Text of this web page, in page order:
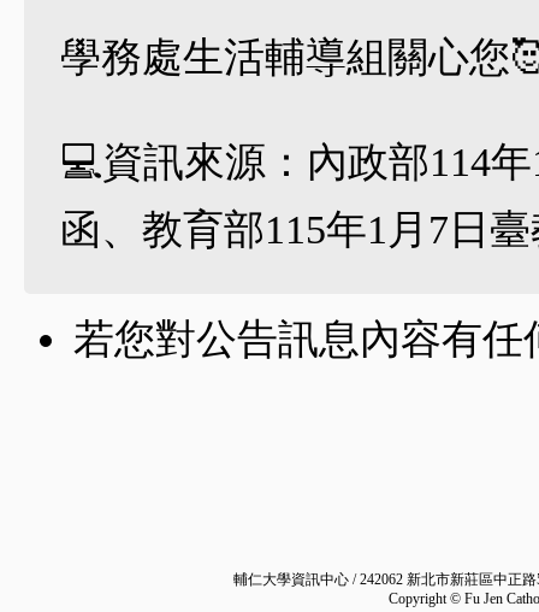
學務處生活輔導組關心您
💻資訊來源：內政部114
函、教育部115年1月7日
若您對公告訊息內容有
輔仁大學資訊中心 / 242062 新北市新莊區中正
Copyright © Fu Jen